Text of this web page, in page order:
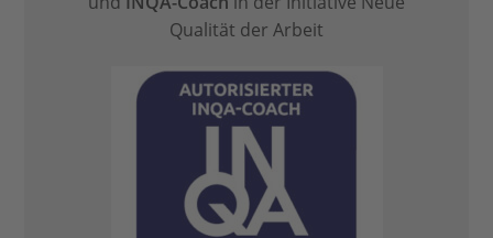
Qualität der Arbeit